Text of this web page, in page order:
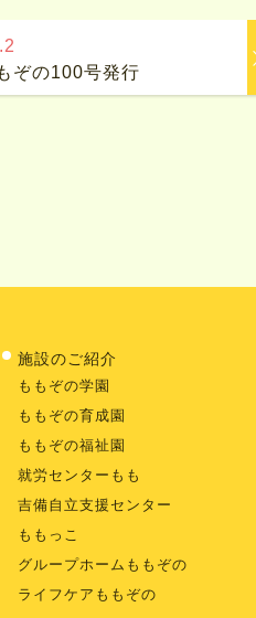
ぞの100号発行
施設のご紹介
ももぞの学園
ももぞの育成園
ももぞの福祉園
就労センターもも
吉備自立支援センター
ももっこ
グループホームももぞの
ライフケアももぞの